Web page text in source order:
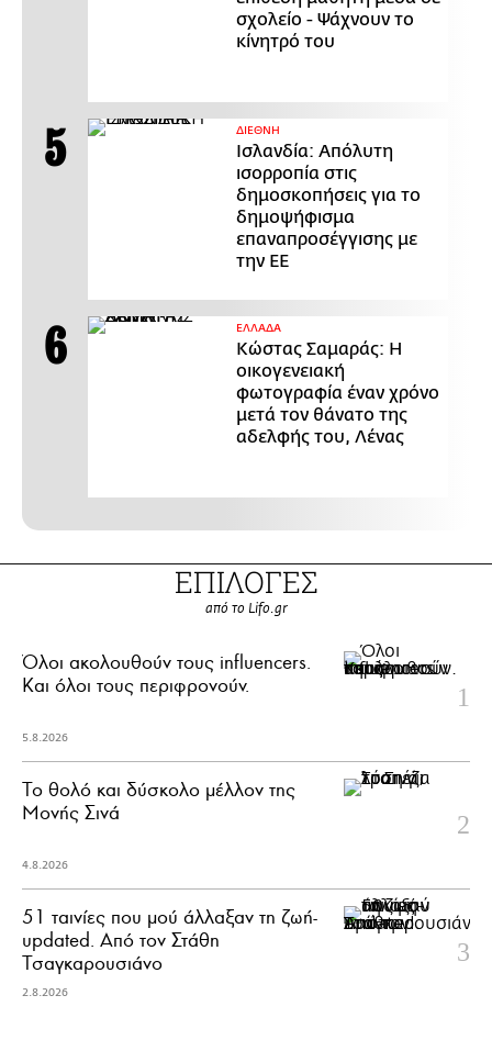
σχολείο - Ψάχνουν το
κίνητρό του
ΔΙΕΘΝΗ
Ισλανδία: Απόλυτη
ισορροπία στις
δημοσκοπήσεις για το
δημοψήφισμα
επαναπροσέγγισης με
την ΕΕ
ΕΛΛΑΔΑ
Κώστας Σαμαράς: Η
οικογενειακή
φωτογραφία έναν χρόνο
μετά τον θάνατο της
αδελφής του, Λένας
ΕΠΙΛΟΓΕΣ
από το Lifo.gr
Όλοι ακολουθούν τους influencers.
Και όλοι τους περιφρονούν.
5.8.2026
Το θολό και δύσκολο μέλλον της
Μονής Σινά
4.8.2026
51 ταινίες που μού άλλαξαν τη ζωή-
updated. Aπό τον Στάθη
Τσαγκαρουσιάνο
2.8.2026